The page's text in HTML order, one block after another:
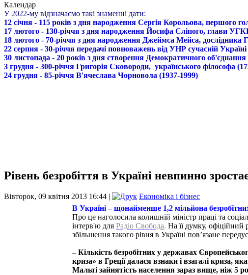
Календар
У 2022-му відзначаємо такі знаменні дати:
12 січня - 115 років з дня народження Сергія Корольова, першого
17 лютого - 130-річчя з дня народження Йосифа Сліпого, глави
18 лютого - 70-річчя з дня народження Джеймса Мейса, дослідника
22 серпня - 30-річчя передачі повноважень від УНР сучасній Україні
30 листопада - 20 років з дня створення Демократичного
3 грудня - 300-річчя Григорія Сковороди, українського філософа
24 грудня - 85-річчя В'ячеслава Чорновола (1937-1999)
Рівень безробіття в Україні невпинно
Вівторок, 09 квітня 2013 16:44 |
Економіка і бізнес
В Україні – щонайменше 1,2 мільйона
Про це наголосила колишній міністр праці та
інтерв'ю для Радіо Свобода. На її думку,
збільшення такого рівня в Україні пов’язане
– Кількість безробітних у державах
криза» в Греції далася взнаки і взагалі криза,
Мальті зайнятість населення зараз вище, ніж 5